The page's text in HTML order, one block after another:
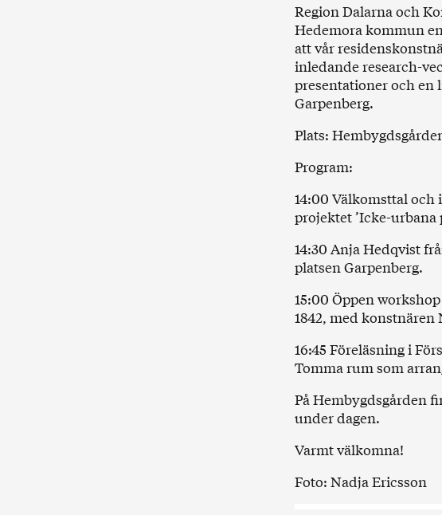
Region Dalarna och
Hedemora kommun
att vår
inledande research-
presentationer och en
Garpenberg.
Plats:
Program:
14:00 Välkomsttal
projektet ’Icke-urbana
14:30 Anja Hedqvist
platsen Garpenberg.
15:00 Öppen
1842, med
16:45 Föreläsning i
Tomma rum som
På Hembygdsgården
under dagen.
Varmt välkomna!
Foto: Nadja Ericsson